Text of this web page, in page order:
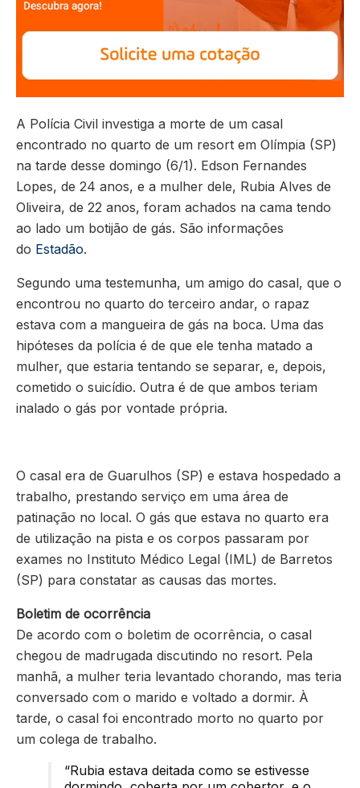
A Polícia Civil investiga a morte de um casal
encontrado no quarto de um resort em Olímpia (SP)
na tarde desse domingo (6/1). Edson Fernandes
Lopes, de 24 anos, e a mulher dele, Rubia Alves de
Oliveira, de 22 anos, foram achados na cama tendo
ao lado um botijão de gás. São informações
do Estadão.
Segundo uma testemunha, um amigo do casal, que o
encontrou no quarto do terceiro andar, o rapaz
estava com a mangueira de gás na boca. Uma das
hipóteses da polícia é de que ele tenha matado a
mulher, que estaria tentando se separar, e, depois,
cometido o suicídio. Outra é de que ambos teriam
inalado o gás por vontade própria.
O casal era de Guarulhos (SP) e estava hospedado a
trabalho, prestando serviço em uma área de
patinação no local. O gás que estava no quarto era
de utilização na pista e os corpos passaram por
exames no Instituto Médico Legal (IML) de Barretos
(SP) para constatar as causas das mortes.
Boletim de ocorrência
De acordo com o boletim de ocorrência, o casal
chegou de madrugada discutindo no resort. Pela
manhã, a mulher teria levantado chorando, mas teria
conversado com o marido e voltado a dormir. À
tarde, o casal foi encontrado morto no quarto por
um colega de trabalho.
“Rubia estava deitada como se estivesse